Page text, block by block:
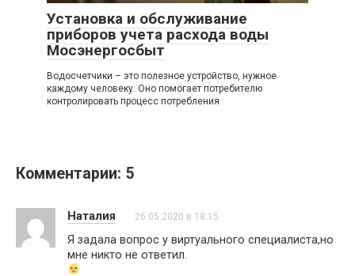
Установка и обслуживание
приборов учета расхода воды
Мосэнергосбыт
Водосчетчики – это полезное устройство, нужное
каждому человеку. Оно помогает потребителю
контролировать процесс потребления
Комментарии: 5
Наталия 26.05.2020 в 18:15
Я задала вопрос у виртуального специалиста,но
мне никто не ответил.